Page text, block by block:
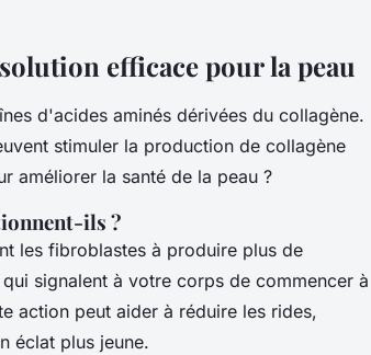
efficace pour la peau
d'acides aminés dérivées du collagène.
stimuler la production de collagène
améliorer la santé de la peau ?
ils ?
les fibroblastes à produire plus de
qui signalent à votre corps de commencer à
action peut aider à réduire les rides,
éclat plus jeune.